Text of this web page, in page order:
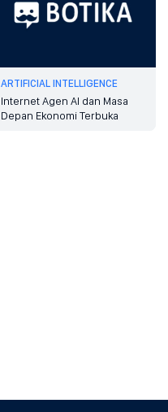
ARTIFICIAL INTELLIGENCE
Internet Agen AI dan Masa
Depan Ekonomi Terbuka